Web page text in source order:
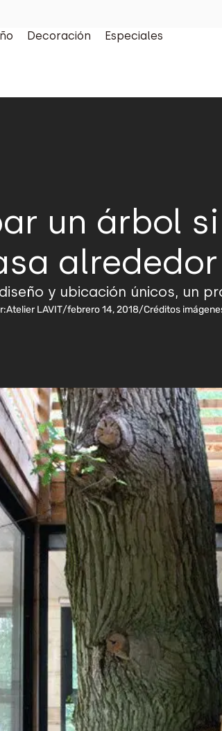
Decoración Especiales
un árbol
alrededor
y ubicación únicos, un
Atelier LAVIT/febrero 14, 2018/Créditos